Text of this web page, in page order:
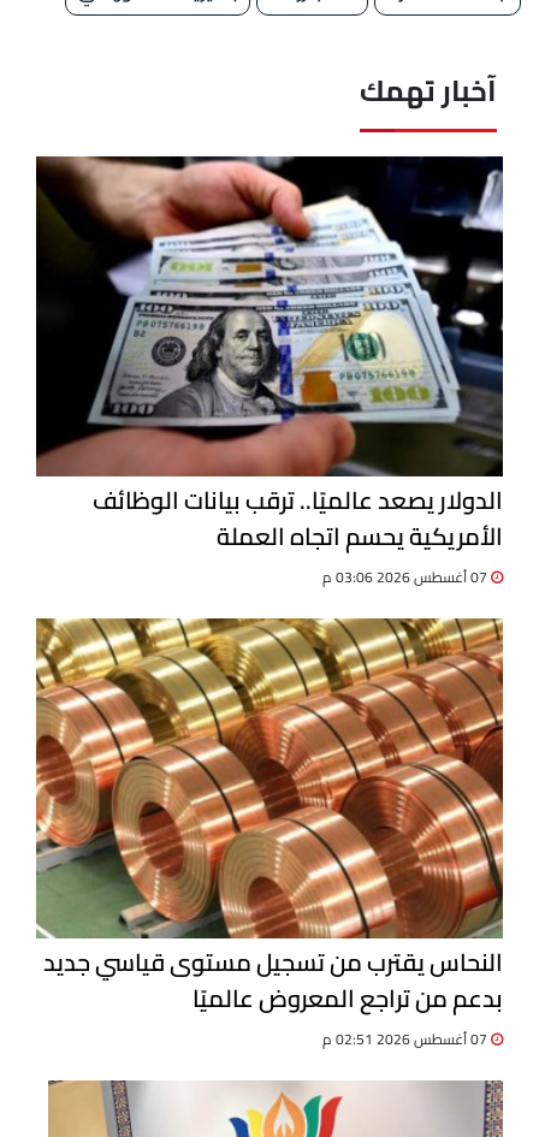
آخبار تهمك
الدولار يصعد عالميًا.. ترقب بيانات الوظائف
الأمريكية يحسم اتجاه العملة
النحاس يقترب من تسجيل مستوى قياسي جديد
بدعم من تراجع المعروض عالميًا